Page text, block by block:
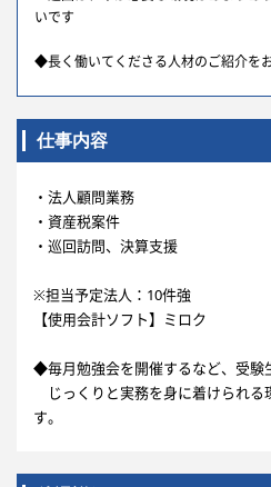
いです
◆長く働いてくださる人材のご紹介を
仕事内容
・法人顧問業務
・資産税案件
・巡回訪問、決算支援
※担当予定法人：10件強
【使用会計ソフト】ミロク
◆毎月勉強会を開催するなど、受験
じっくりと実務を身に着けられる
す。